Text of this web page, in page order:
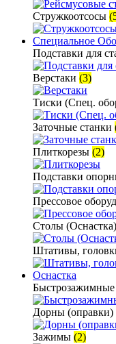
Стружкоотсосы
Специальное
Подставки для
Верстаки (3)
Тиски (Спец.
Заточные станки
Плиткорезы (2)
Подставки
Прессовое
Столы (Оснастка)
Штативы,
Оснастка
Дорны (оправки)
Зажимы (2)